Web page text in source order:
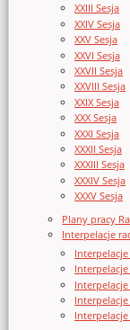
XXIII Sesja
XXIV Sesja
XXV Sesja
XXVI Sesja
XXVII Sesja
XXVIII Sesja
XXIX Sesja
XXX Sesja
XXXI Sesja
XXXII Sesja
XXXIII Sesja
XXXIV Sesja
XXXV Sesja
Plany pracy
Interpelacje
Interpelacje
Interpelacje
Interpelacje
Interpelacje
Interpelacje